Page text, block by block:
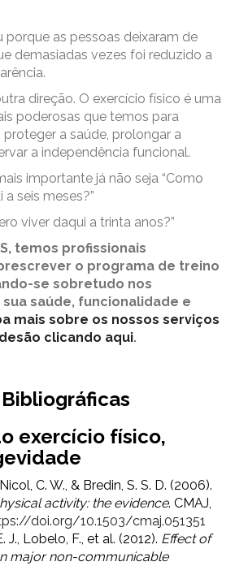
porque as pessoas deixaram de
demasiadas vezes foi reduzido a
direção. O exercício físico é uma
poderosas que temos para
proteger a saúde, prolongar a
a independência funcional.
importante já não seja “Como
seis meses?”
viver daqui a trinta anos?”
temos profissionais
o programa de treino
se sobretudo nos
saúde, funcionalidade e
mais sobre os nossos serviços
clicando aqui.
exercício físico,
C. W., & Bredin, S. S. D. (2006).
activity: the evidence. CMAJ,
doi.org/10.1503/cmaj.051351
J., Lobelo, F., et al. (2012). Effect of
major non-communicable